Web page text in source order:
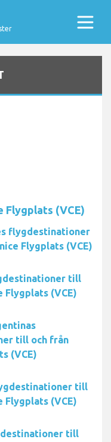
Flygplats (VCE)
flygdestinationer
Flygplats (VCE)
till
Flygplats (VCE)
till och från
(VCE)
till
Flygplats (VCE)
till